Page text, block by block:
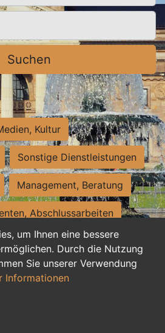
um Ihnen eine bessere
Durch die Nutzung
Sie unserer Verwendung
Informationen
Suchen
Kultur
Sonstige Dienstleistungen
Management, Beratung
Abschlussarbeiten
Assistenz, Sekretariat
und Nebenjobs
duale Ausbildung